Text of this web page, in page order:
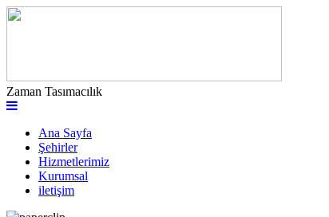
Zaman Tasımacılık
Ana Sayfa
Şehirler
Hizmetlerimiz
Kurumsal
iletişim